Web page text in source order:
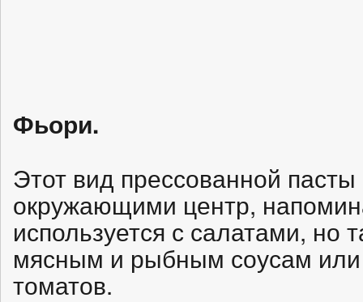
Фьори.
Этот вид прессованной
окружающими центр,
используется с салатами, но
мясным и рыбным соусам или
томатов.